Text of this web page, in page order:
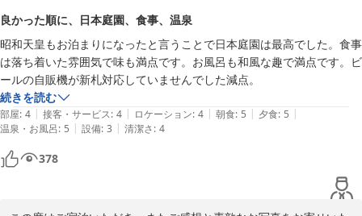
できるよう、より一層おもてなしに磨きをかけてまいります。ぜひ
また季節を変えてお越しいただき、美しい日本庭園や四季折々の景
色、旬のお料理とともに、玉造温泉でゆったりとしたひとときをお
過ごしくださいませ。この度はご宿泊ならびに素敵なご投稿をあり
がとうございました。またのお越しをスタッフ一同、心よりお待ち
申し上げております。
2026-07-09
良かった順に、日本庭園、食事、温泉
昭和天皇もお泊まりになったと言うことで日本庭園は最高でした。食事
は落ち着いた雰囲気で味も満点です。お風呂も和風な趣で満点です。ビ
ールの自販機が新札対応していませんでした減点。
続きを読む
部屋: 4 | 接客・サービス: 4 | ロケーション: 4 | 朝食: 5 | 夕食: 5 |
温泉・お風呂: 5 | 設備: 3 | 清潔さ: 4
378